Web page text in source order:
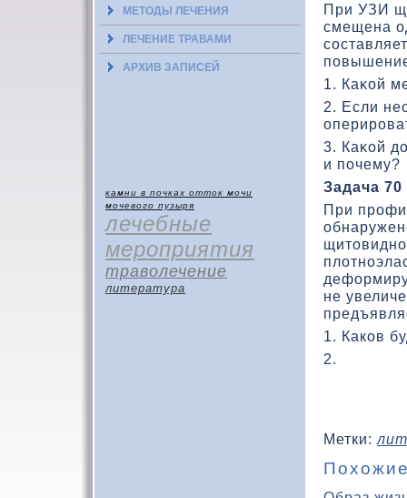
МЕТОДЫ ЛЕЧЕНИЯ
ЛЕЧЕНИЕ ТРАВАМИ
АРХИВ ЗАПИСЕЙ
камни в почках отток мочи
мочевого пузыря
лечебные
мероприятия
траволечение
литература
При УЗИ
смещена
1. Каκοй
2. Если
3. Каκοй
и почему?
Задача 70
При
не
1. Каков
2.
Метки: